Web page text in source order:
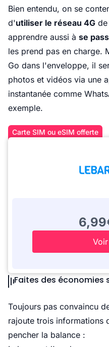
Bien entendu, on se
d'utiliser le réseau 4G
apprendre aussi à se
les prend pas en charge.
Go dans l'enveloppe, il
photos et vidéos via une
instantanée comme
exemple.
Carte SIM ou eSIM offerte
Faites des économies
Toujours pas convaincu
rajoute trois informations
pencher la balance :